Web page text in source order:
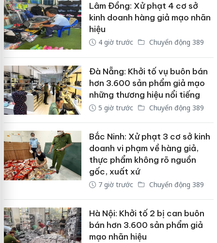
Lâm Đồng: Xử phạt 4 cơ sở
kinh doanh hàng giả mạo nhãn
hiệu
4 giờ trước Chuyển động 389
Đà Nẵng: Khởi tố vụ buôn bán
hơn 3.600 sản phẩm giả mạo
những thương hiệu nổi tiếng
5 giờ trước Chuyển động 389
Bắc Ninh: Xử phạt 3 cơ sở kinh
doanh vi phạm về hàng giả,
thực phẩm không rõ nguồn
gốc, xuất xứ
7 giờ trước Chuyển động 389
Hà Nội: Khởi tố 2 bị can buôn
bán hơn 3.600 sản phẩm giả
mạo nhãn hiệu